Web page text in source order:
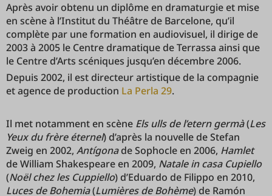
Après avoir obtenu un diplôme en dramaturgie et mise
en scène à l’Institut du Théâtre de Barcelone, qu’il
complète par une formation en audiovisuel, il dirige de
2003 à 2005 le Centre dramatique de Terrassa ainsi que
le Centre d’Arts scéniques jusqu’en décembre 2006.
Depuis 2002, il est directeur artistique de la compagnie
et agence de production La Perla 29.
Il met notamment en scène Els ulls de l’etern germà(Les
Yeux du frère éternel) d’après la nouvelle de Stefan
Zweig en 2002, Antígonade Sophocle en 2006, Hamlet
de William Shakespeare en 2009, Natale in casa Cupiello
(Noël chez les Cuppiello) d’Eduardo de Filippo en 2010,
Luces de Bohemia(Lumières de Bohème) de Ramón